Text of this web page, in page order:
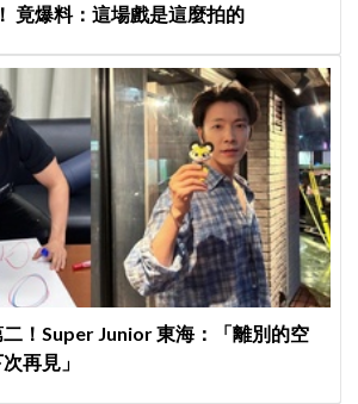
竟爆料：這場戲是這麼拍的
！Super Junior 東海：「離別的空
再見」